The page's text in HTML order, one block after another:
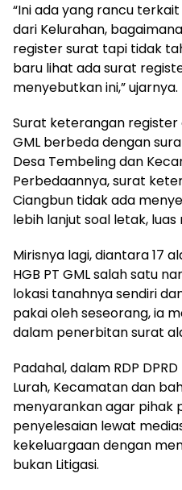
“Ini ada yang rancu
dari Kelurahan,
register surat tapi tidak
baru lihat ada surat
menyebutkan ini,” ujarnya.
Surat keterangan register
GML berbeda dengan
Desa Tembeling dan
Perbedaannya, surat
Ciangbun tidak ada
lebih lanjut soal letak,
Mirisnya lagi, diantara 17
HGB PT GML salah satu
lokasi tanahnya sendiri
pakai oleh seseorang, ia
dalam penerbitan surat
Padahal, dalam RDP
Lurah, Kecamatan dan
menyarankan agar pihak
penyelesaian lewat
kekeluargaan dengan
bukan Litigasi.